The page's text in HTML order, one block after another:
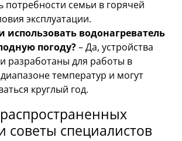
потребности семьи в горячей
эксплуатации.
водонагреватель
погоду?– Да, устройства
разработаны для работы в
температур и могут
круглый год.
советы специалистов